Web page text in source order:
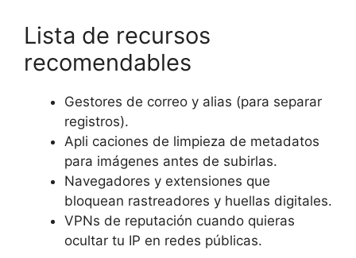
Lista de recursos
recomendables
Gestores de correo y alias (para separar
registros).
Apli caciones de limpieza de metadatos
para imágenes antes de subirlas.
Navegadores y extensiones que
bloquean rastreadores y huellas digitales.
VPNs de reputación cuando quieras
ocultar tu IP en redes públicas.